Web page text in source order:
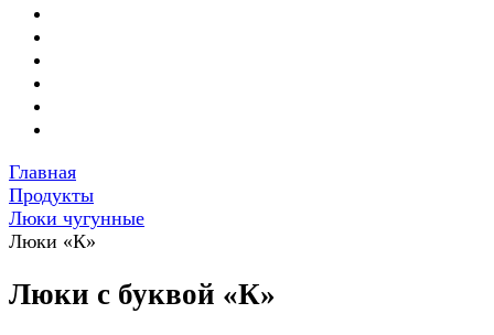
Главная
Продукты
Люки чугунные
Люки «К»
Люки с буквой «К»